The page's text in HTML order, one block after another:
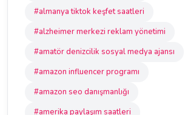
#almanya tiktok keşfet saatleri
#alzheimer merkezi reklam yönetimi
#amatör denizcilik sosyal medya ajansı
#amazon influencer programı
#amazon seo danışmanlığı
#amerika paylaşım saatleri